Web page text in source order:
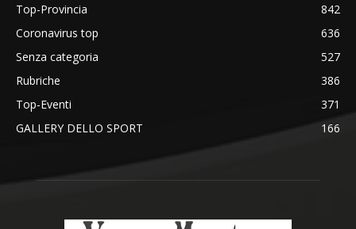
Top-Provincia
842
Coronavirus top
636
Senza categoria
527
Rubriche
386
Top-Eventi
371
GALLERY DELLO SPORT
166